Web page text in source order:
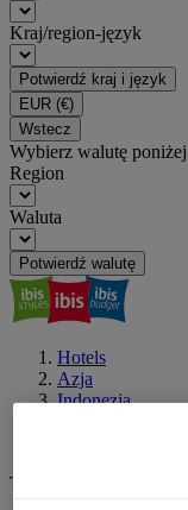
Kraj/region-język
Potwierdź kraj i język
EUR (€)
Wstecz
Wybierz walutę poniżej
Region
Waluta
Potwierdź walutę
Hotels
Azja
Indonezja
Twój następny cel